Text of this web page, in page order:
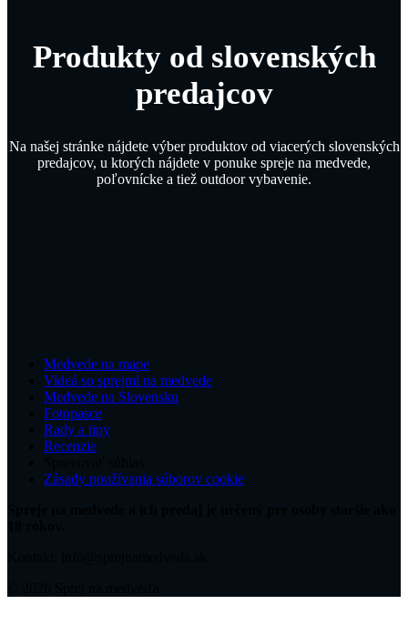
Produkty od slovenských
predajcov
Na našej stránke nájdete výber produktov od viacerých slovenských
predajcov, u ktorých nájdete v ponuke spreje na medvede,
poľovnícke a tiež outdoor vybavenie.
Medvede na mape
Videá so sprejmi na medvede
Medvede na Slovensku
Fotopasce
Rady a tipy
Recenzie
Zásady používania súborov cookie